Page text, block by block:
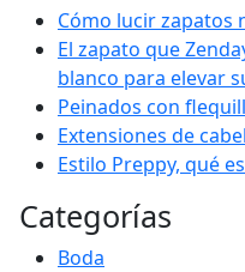
Cómo lucir zapatos
El zapato que
blanco para elevar
Peinados con
Extensiones de
Estilo Preppy, qué
Categorías
Boda